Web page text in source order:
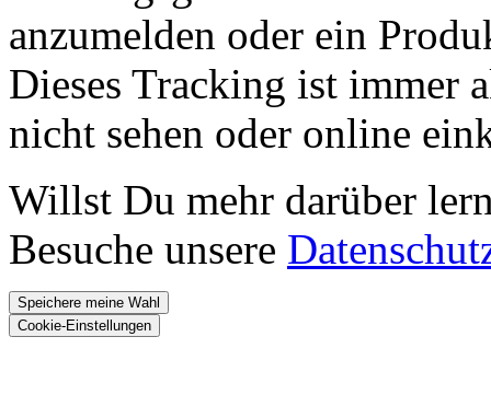
anzumelden oder ein
Dieses Tracking ist immer
nicht sehen oder online
Willst Du mehr darüber
Besuche unsere
Speichere meine Wahl
Cookie-Einstellungen